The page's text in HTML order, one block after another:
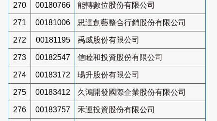
270 00180766 能轉數位股份有限公司
271 00181006 思達創藝整合行銷股份有限公司
272 00181195 禹威股份有限公司
273 00182547 信睦和投資股份有限公司
274 00183172 瑒升股份有限公司
275 00183412 久鴻開發國際企業股份有限公司
276 00183757 禾運投資股份有限公司